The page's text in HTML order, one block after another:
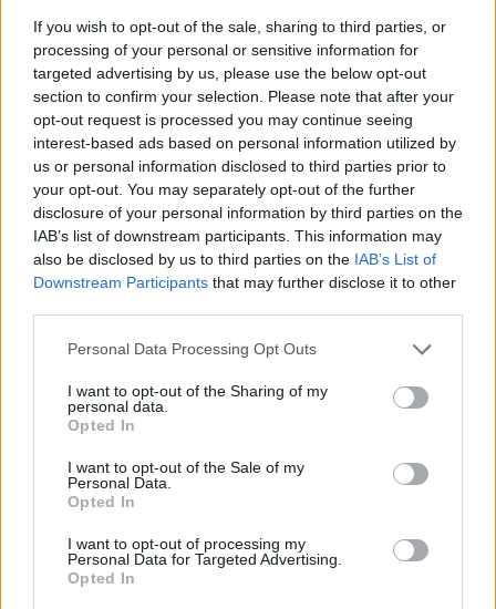
If you wish to opt-out of the sale, sharing to third parties, or
processing of your personal or sensitive information for
targeted advertising by us, please use the below opt-out
section to confirm your selection. Please note that after your
opt-out request is processed you may continue seeing
interest-based ads based on personal information utilized by
us or personal information disclosed to third parties prior to
your opt-out. You may separately opt-out of the further
disclosure of your personal information by third parties on the
IAB’s list of downstream participants. This information may
also be disclosed by us to third parties on the IAB’s List of
Downstream Participants that may further disclose it to other
Personal Data Processing Opt Outs
I want to opt-out of the Sharing of my
personal data.
Opted In
I want to opt-out of the Sale of my
Personal Data.
Opted In
I want to opt-out of processing my
Personal Data for Targeted Advertising.
Opted In
descrivono le loro esperienze. In questo modo, le opinioni e le
esperienze descritte riflettono solo il loro punto di vista e non
quello dei proprietari del sito web. Ricorda che queste
esperienze differiscono da persona a persona e che deve
sempre contattare il medico o il farmacista per un consiglio sui
farmaci.